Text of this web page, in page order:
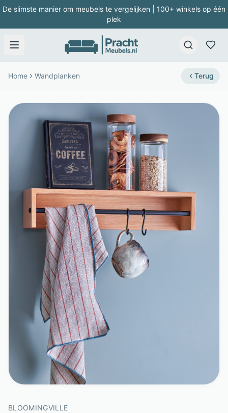
De slimste manier om meubels te vergelijken | 100+ winkels op één
plek
Home Wandplanken Terug
BLOOMINGVILLE